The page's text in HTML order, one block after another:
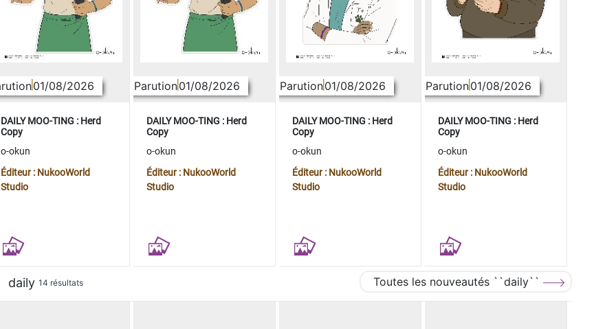
01/08/2026
DAILY MOO-TING : Herd
Copy
o-okun
Éditeur : NukooWorld
Studio
Parution01/08/2026
DAILY MOO-TING : Herd
Copy
o-okun
Éditeur : NukooWorld
Studio
Parution01/08/2026
DAILY MOO-TING : Herd
Copy
o-okun
Éditeur : NukooWorld
Studio
Parution01/08/2026
DAILY MOO-TING : Herd
Copy
o-okun
Éditeur : NukooWorld
Studio
daily 14 résultats Toutes les nouveautés ``daily``